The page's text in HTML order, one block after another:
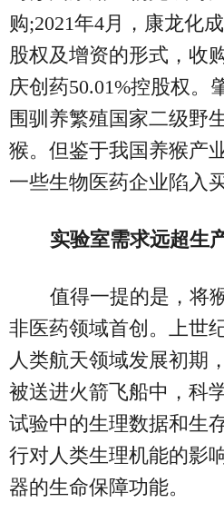
购;2021年4月，康龙化
股权及增资的形式，收
庆创药50.01%控股权。
围驯养繁殖国家二级野
猴。但鉴于我国养猴产
一些生物医药企业陷入
实验室需求远超生
值得一提的是，将
非医药领域首创。上世
人类航天领域发展初期
被送进火箭飞船中，科
试验中的生理数据和生
行对人类生理机能的影
器的生命保障功能。